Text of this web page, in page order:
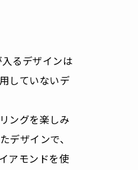
るデザインは
していないデ
ングを楽しみ
デザインで、
アモンドを使